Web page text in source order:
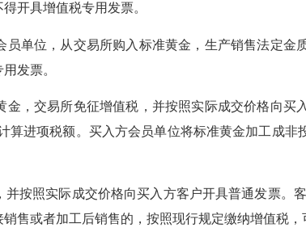
开具增值税专用发票。
位，从交易所购入标准黄金，生产销售法定金
发票。
交易所免征增值税，并按照实际成交价格向买
算进项税额。买入方会员单位将标准黄金加工成非
照实际成交价格向买入方客户开具普通发票。
售或者加工后销售的，按照现行规定缴纳增值税，